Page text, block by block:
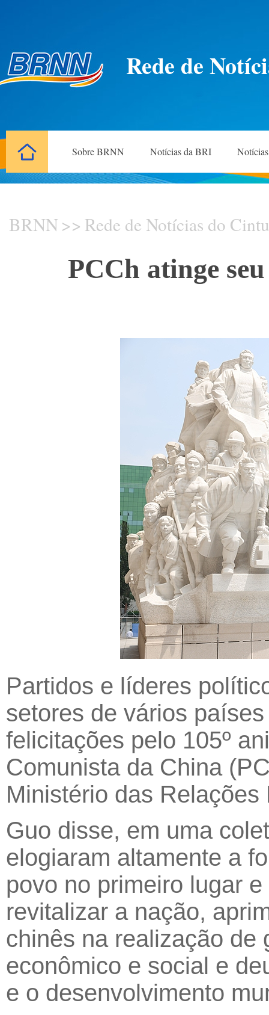
Rede de
Sobre BRNN Notícias da BRI
BRNN >> Rede de Notícias do
PCCh atinge
Partidos e líderes
setores de vários
felicitações pelo 105º
Comunista da China
Ministério das
Guo disse, em uma
elogiaram altamente a
povo no primeiro lugar
revitalizar a nação,
chinês na realização de
econômico e social e
e o desenvolvimento